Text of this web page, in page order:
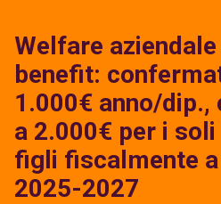
Welfare
benefit:
1.000€ anno/dip.,
a 2.000€ per i
figli fiscalmente
2025-2027